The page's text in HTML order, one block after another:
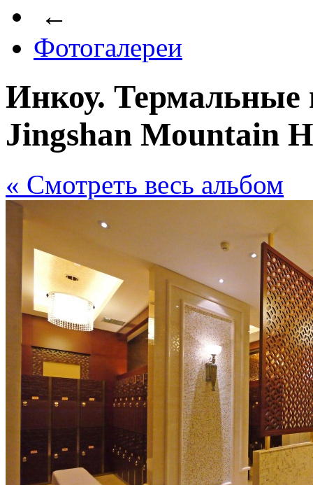
←
Фотогалереи
Инкоу. Термальные
Jingshan Mountain
« Cмотреть весь альбом